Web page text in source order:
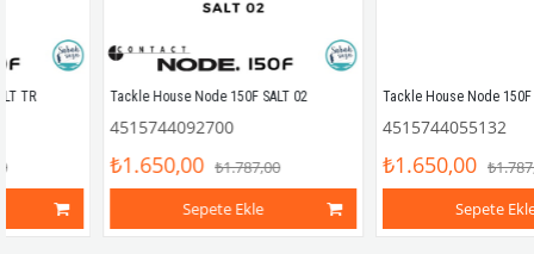
Tackle House Node 150F SALT 02
4515744092700
₺1.650,00 ₺1.787,00
Sepete Ekle
Tackle House Node 150F No: 06
4515744055132
₺1.650,00 ₺1.787,00
Sepete Ekle